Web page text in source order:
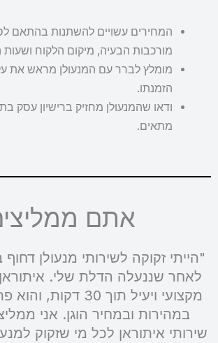
המחירים עשויים להשתנות בהתאם
מורכבות הבעיה, מיקום הלקוח ושעות
מומלץ לברר עם המנעולן מראש את
הזמנתו.
ודאו שהמנעולן מחזיק ברישיון עסק
מתאים.
אתם
"הייתי זקוקה לשירותי מנעולן
לאחר שננעלה הדלת שלי.
מקצועי ויעיל תוך 30
במהירות ובמחיר הוגן. אני
שירותי איתוראן לכל מי שזקוק